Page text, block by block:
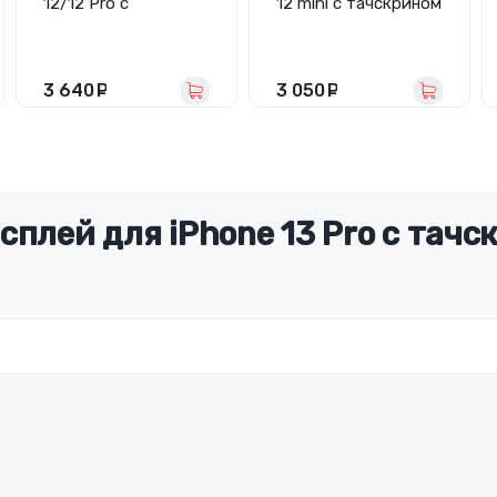
3 640 руб. 3 050 руб.
для iPhone 13 Pro с